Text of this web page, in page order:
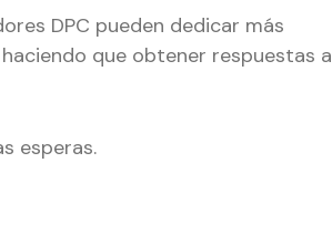
DPC pueden dedicar más
que obtener respuestas a
esperas.